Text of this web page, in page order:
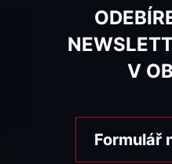
V
Formulář